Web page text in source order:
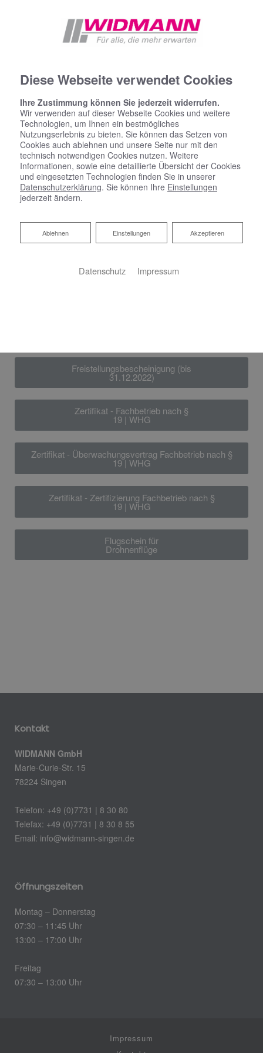
Freistellungsbescheinigung (bis
31.12.2022)
Zertifikat - Fachbetrieb nach §
19 | WHG
Zertifikat - Überwachungsvertrag Fachbetrieb nach §
19 | WHG
Zertifikat - Zertifizierung Fachbetrieb nach §
19 | WHG
Flugschein für
Drohnenflüge
Kontakt
WIDMANN GmbH
Marie-Curie-Str. 15
78224 Singen
Telefon: +49 (0)7731 | 8 30 80
Telefax: +49 (0)7731 | 8 30 8 55
Email: info@widmann-singen.de
Öffnungszeiten
Montag – Donnerstag
07:30 – 11:45 Uhr
13:00 – 17:00 Uhr
Freitag
07:30 – 13:00 Uhr
Impressum
Diese Webseite verwendet Cookies
Ihre Zustimmung können Sie jederzeit widerrufen.
Wir verwenden auf dieser Webseite Cookies und weitere
Technologien, um Ihnen ein bestmögliches
Nutzungserlebnis zu bieten. Sie können das Setzen von
Cookies auch ablehnen und unsere Seite nur mit den
technisch notwendigen Cookies nutzen. Weitere
Informationen, sowie eine detaillierte Übersicht der Cookies
und eingesetzten Technologien finden Sie in unserer
Datenschutzerklärung. Sie können Ihre Einstellungen
jederzeit ändern.
Akzeptieren
Einstellungen
Ablehnen
Ablehnen
Datenschutz Impressum